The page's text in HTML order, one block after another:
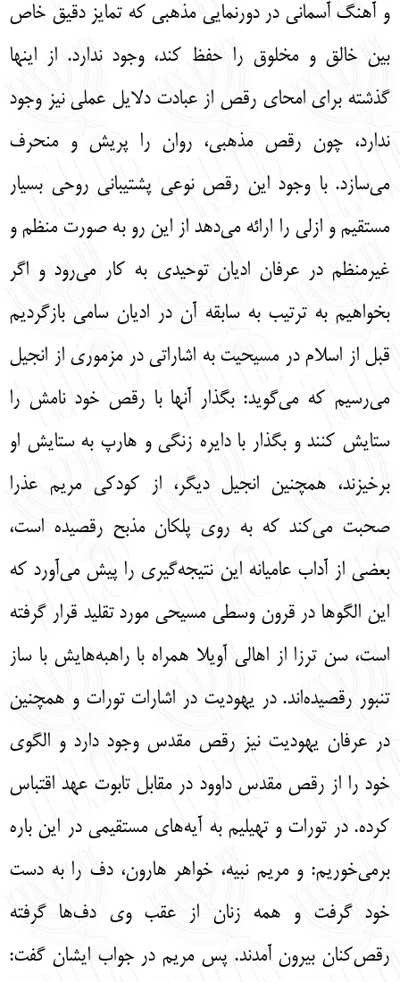
و آهنگ آسماني در دورنمايي مذهبي كه تمايز دقيق خاص
بين خالق و مخلوق را حفظ كند، وجود ندارد. از اينها
گذشته براي امحاي رقص از عبادت دلايل عملي نيز وجود
ندارد، چون رقص مذهبي، روان را پريش و منحرف
مي‌سازد. با وجود اين رقص نوعي پشتيباني روحي بسيار
مستقيم و ازلي را ارائه مي‌دهد از اين رو به صورت منظم و
غيرمنظم در عرفان اديان توحيدي به كار مي‌رود و اگر
بخواهيم به ترتيب به سابقه آن در اديان سامي بازگرديم
قبل از اسلام در مسيحيت به اشاراتي در مزموري از انجيل
مي‌رسيم كه مي‌گويد: بگذار آنها با رقص خود نامش را
ستايش كنند و بگذار با دايره زنگي و هارپ به ستايش او
برخيزند، همچنين انجيل ديگر، از كودكي مريم عذرا
صحبت مي‌كند كه به روي پلكان مذبح رقصيده است،
بعضي از آداب عاميانه اين نتيجه‌گيري را پيش مي‌آورد كه
اين الگوها در قرون وسطي مسيحي مورد تقليد قرار گرفته
است، سن ترزا از اهالي آويلا همراه با راهبه‌هايش با ساز
تنبور رقصيده‌اند. در يهوديت در اشارات تورات و همچنين
در عرفان يهوديت نيز رقص مقدس وجود دارد و الگوي
خود را از رقص مقدس داوود در مقابل تابوت عهد اقتباس
كرده. در تورات و تهيليم به آيه‌هاي مستقيمي در اين باره
برمي‌خوريم: و مريم نبيه، خواهر هارون، دف را به دست
خود گرفت و همه زنان از عقب وي دف‌ها گرفته
رقص‌كنان بيرون آمدند. پس مريم در جواب ايشان گفت: